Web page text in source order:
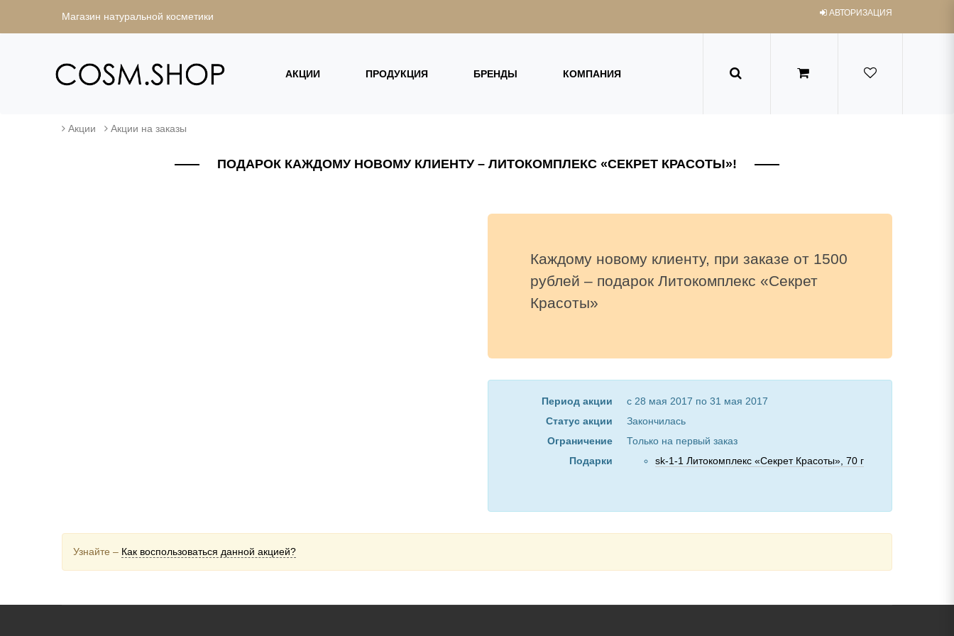
Магазин натуральной косметики АВТОРИЗАЦИЯ
АКЦИИ ПРОДУКЦИЯ БРЕНДЫ КОМПАНИЯ
Акции Акции на заказы
ПОДАРОК КАЖДОМУ НОВОМУ КЛИЕНТУ – ЛИТОКОМПЛЕКС «СЕКРЕТ КРАСОТЫ»!
Каждому новому клиенту, при заказе от 1500
рублей – подарок Литокомплекс «Секрет
Красоты»
Период акции
с 28 мая 2017 по 31 мая 2017
Статус акции
Закончилась
Ограничение
Только на первый заказ
Подарки
sk-1-1 Литокомплекс «Секрет Красоты», 70 г
Узнайте – Как воспользоваться данной акцией?